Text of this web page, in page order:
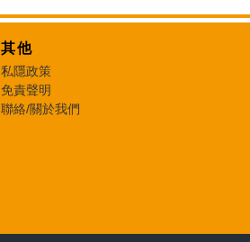
其他
私隱政策
免責聲明
聯絡/關於我們